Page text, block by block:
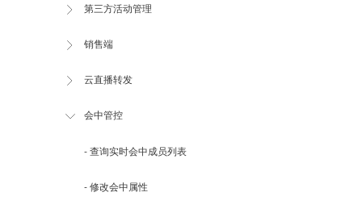
第三方活动管理
销售端
云直播转发
会中管控
- 查询实时会中成员列表
- 修改会中属性